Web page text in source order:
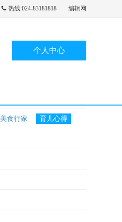
热线:024-83181818 编辑网
个人中心
美食行家 育儿心得